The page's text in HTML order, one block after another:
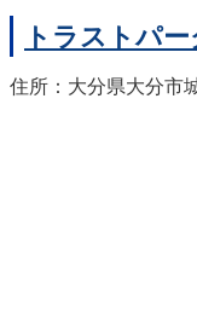
トラストパ
住所：大分県大分市